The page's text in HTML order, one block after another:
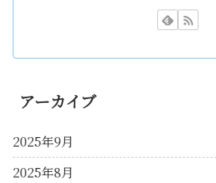
アーカイブ
2025年9月
2025年8月